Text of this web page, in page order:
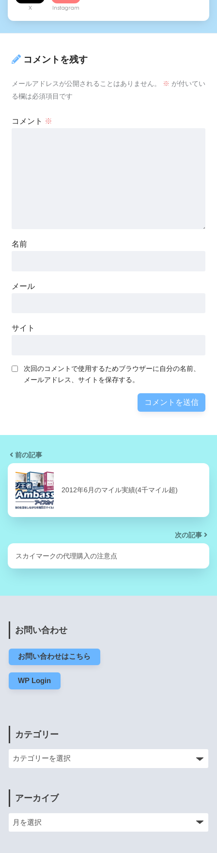
X Instagram
コメントを残す
メールアドレスが公開されることはありません。 ※ が付いてい
る欄は必須項目です
コメント ※
名前
メール
サイト
次回のコメントで使用するためブラウザーに自分の名前、
メールアドレス、サイトを保存する。
前の記事
2012年6月のマイル実績(4千マイル超)
次の記事
スカイマークの代理購入の注意点
お問い合わせ
お問い合わせはこちら
WP Login
カテゴリー
アーカイブ